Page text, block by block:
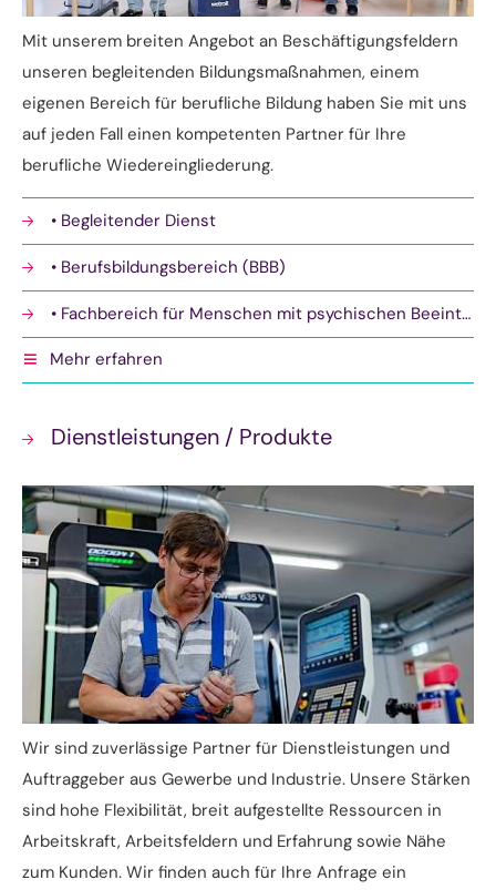
Mit unserem breiten Angebot an Beschäftigungsfeldern
unseren begleitenden Bildungsmaßnahmen, einem
eigenen Bereich für berufliche Bildung haben Sie mit uns
auf jeden Fall einen kompetenten Partner für Ihre
berufliche Wiedereingliederung.
• Begleitender Dienst
• Berufsbildungsbereich (BBB)
• Fachbereich für Menschen mit psychischen Beeinträchtigungen
Tagesförderstätte
• Arbeitsangebote in Ahrensburg und Reinbek
• Arbeitsbegleitende Maßnahmen
Fahrdienste
Mehr erfahren
Dienstleistungen / Produkte
Wir sind zuverlässige Partner für Dienstleistungen und
Auftraggeber aus Gewerbe und Industrie. Unsere Stärken
sind hohe Flexibilität, breit aufgestellte Ressourcen in
Arbeitskraft, Arbeitsfeldern und Erfahrung sowie Nähe
zum Kunden. Wir finden auch für Ihre Anfrage ein